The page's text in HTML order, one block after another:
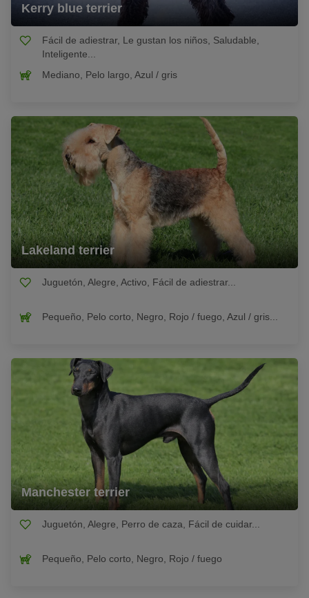
Kerry blue terrier
Fácil de adiestrar, Le gustan los niños, Saludable,
Inteligente...
Mediano, Pelo largo, Azul / gris
Lakeland terrier
Juguetón, Alegre, Activo, Fácil de adiestrar...
Pequeño, Pelo corto, Negro, Rojo / fuego, Azul / gris...
Manchester terrier
Juguetón, Alegre, Perro de caza, Fácil de cuidar...
Pequeño, Pelo corto, Negro, Rojo / fuego